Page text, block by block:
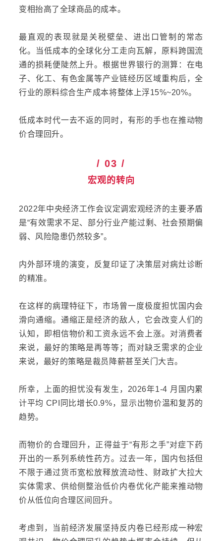
变相抬高了全球商品的成本。
最直观的表现就是关税壁垒、进出口管制的常态
化。当低成本的全球化分工走向瓦解，原料跨国流
通的损耗便陡然上升。根据世界银行的测算：在电
子、化工、有色金属等产业链经历区域重构后，全
行业的原料综合生产成本将整体上浮15%~20%。
低成本时代一去不返的同时，有形的手也在推动物
价合理回升。
/ 03 /
宏观的转向
2022年中央经济工作会议定调宏观经济的主要矛盾
是“有效需求不足、部分行业产能过剩、社会预期偏
弱、风险隐患仍然较多”。
内外部环境的演变，反复印证了决策层对病灶诊断
的精准。
在这样的病理特征下，市场曾一度极度担忧国内会
滑向通缩。通缩正是经济的敌人，它会改变人们的
认知，即相信物价和工资永远不会上涨。对消费者
来说，最好的策略是再等等；而对缺乏需求的企业
来说，最好的策略是裁员降薪甚至关门大吉。
所幸，上面的担忧没有发生，2026年1-4 月国内累
计平均 CPI 同比增长0.9%，显示出物价温和复苏的
趋势。
而物价的合理回升，正得益于“有形之手”对症下药
开出的一系列系统性药方。过去一年，国内包括但
不限于通过货币宽松放释放流动性、财政扩大拉大
实体需求、供给侧整治低价内卷优化产能来推动物
价从低位向合理区间回升。
考虑到，当前经济发展坚持反内卷已经形成一种宏